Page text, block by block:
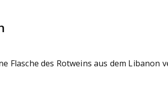
Flasche des Rotweins aus dem Libanon